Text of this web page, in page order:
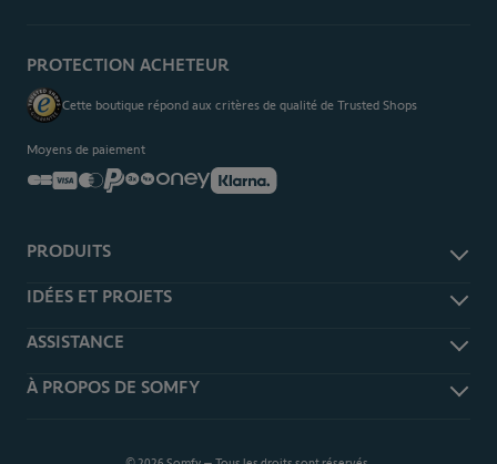
PRODUITS
Alarme et sécurité
Caméra de surveillance
Portail et garage
IDÉES ET PROJETS
Je m'informe
Je me prépare
ASSISTANCE
Rétractation
À PROPOS DE SOMFY
Découvrez Somfy
PROTECTION ACHETEUR
Cette boutique répond aux critères de qualité de Trusted Shops
Moyens de paiement